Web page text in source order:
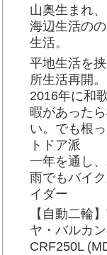
山奥生まれ、
海辺生活の
生活。
平地生活を
所生活再開。
2016年に和
暇があった
い。でも根
トドア派
一年を通し
雨でもバイ
イダー
【自動二輪
ヤ・バルカ
CRF250L